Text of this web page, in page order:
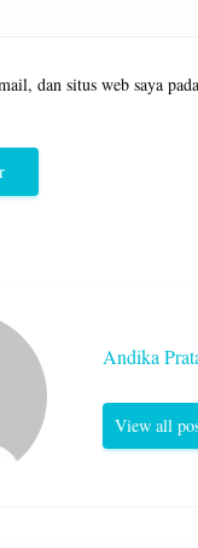
dan situs web saya
Andika
View all